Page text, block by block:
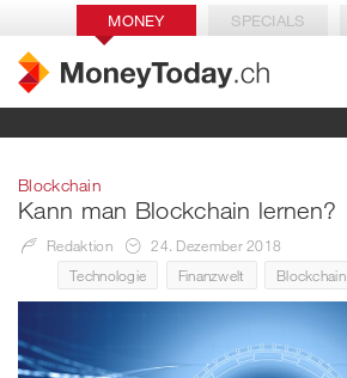
MONEY SPECIALS
Blockchain
Kann man Blockchain lernen?
Redaktion
24. Dezember 2018
Technologie
Finanzwelt Blockchain